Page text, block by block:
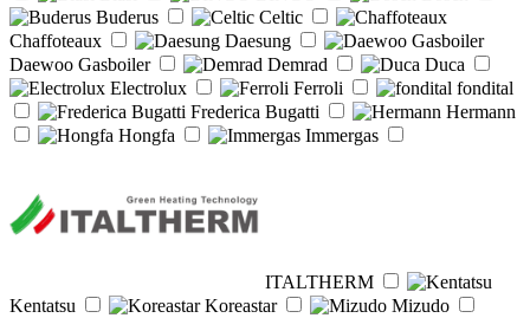
Buderus
Celtic
Chaffoteaux
Daesung
Daewoo Gasboiler
Demrad
Duca
Electrolux
Ferroli
fondital
Frederica Bugatti
Hermann
Hongfa
Immergas
ITALTHERM
Kentatsu
Koreastar
Mizudo